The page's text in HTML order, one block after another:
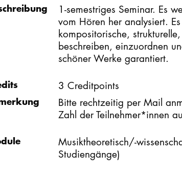
1-semestriges Seminar. Es
vom Hören her analysiert.
kompositorische,
beschreiben, einzuordnen
schöner Werke garantiert.
3 Creditpoints
Bitte rechtzeitig per Mail
Zahl der Teilnehmer*innen
Musiktheoretisch/-
Studiengänge)